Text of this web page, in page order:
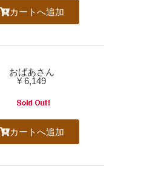
カートへ追加
おばあさん
¥ 6,149
カートへ追加